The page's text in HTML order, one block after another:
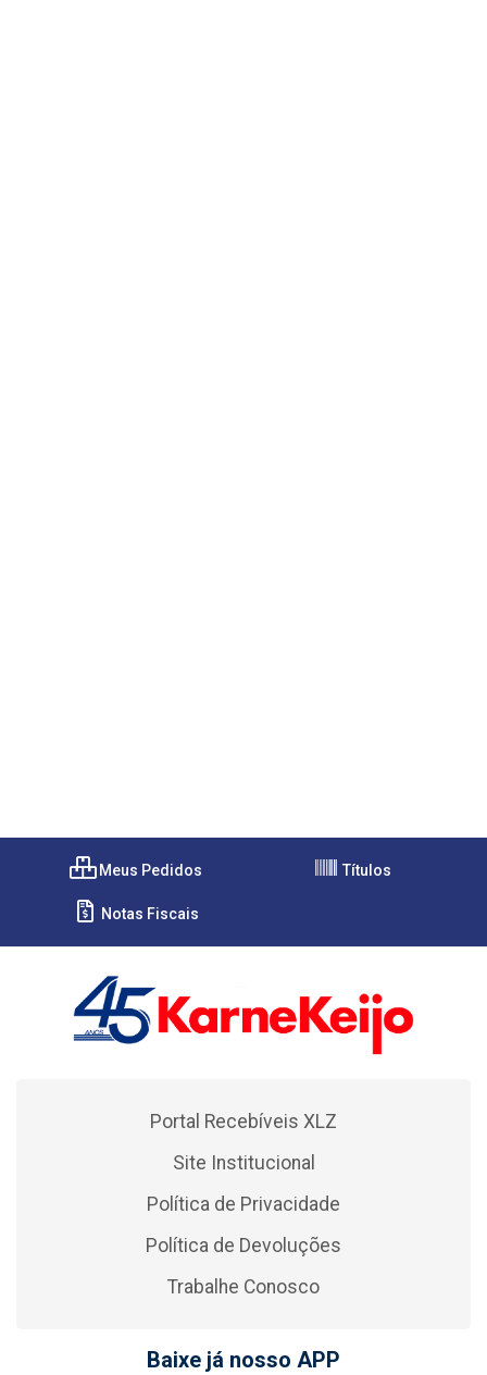
Meus Pedidos Títulos
Notas Fiscais
Portal Recebíveis XLZ
Site Institucional
Política de Privacidade
Política de Devoluções
Trabalhe Conosco
Baixe já nosso APP